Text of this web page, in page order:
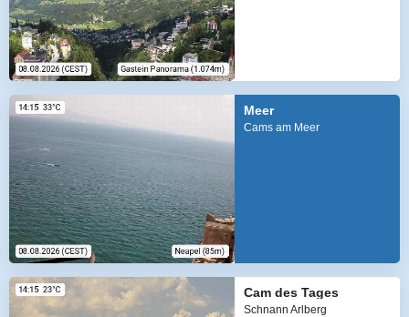
Meer
Cams am Meer
Cam des Tages
Schnann Arlberg